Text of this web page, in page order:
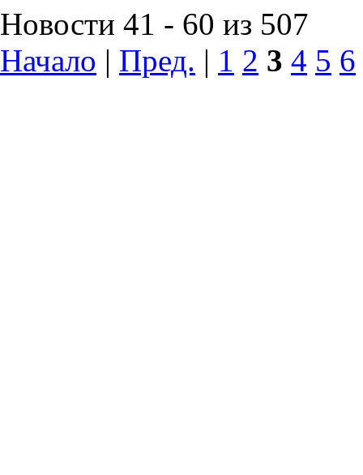
Новости 41 - 60 из 507
Начало | Пред. | 1 2 3 4 5 6